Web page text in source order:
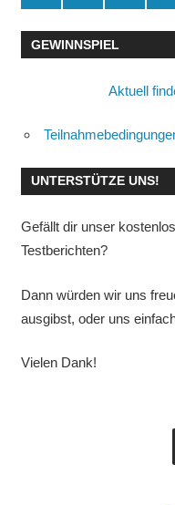
GEWINNSPIEL
Aktuell
UNTERSTÜTZE UNS!
Gefällt dir unser
Testberichten?
Dann würden wir uns
ausgibst, oder uns
Vielen Dank!